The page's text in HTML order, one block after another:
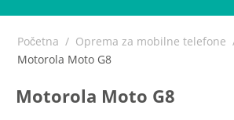
Početna / Oprema za mobilne telefone
Motorola Moto G8
Motorola Moto G8